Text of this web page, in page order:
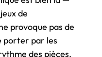
de
provoque pas de
porter par les
des pièces.